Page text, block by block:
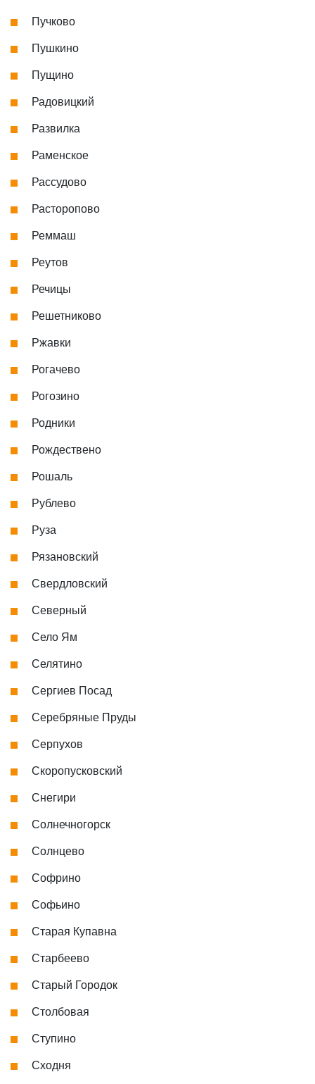
Пучково
Пушкино
Пущино
Радовицкий
Развилка
Раменское
Рассудово
Расторопово
Реммаш
Реутов
Речицы
Решетниково
Ржавки
Рогачево
Рогозино
Родники
Рождествено
Рошаль
Рублево
Руза
Рязановский
Свердловский
Северный
Село Ям
Селятино
Сергиев Посад
Серебряные Пруды
Серпухов
Скоропусковский
Снегири
Солнечногорск
Солнцево
Софрино
Софьино
Старая Купавна
Старбеево
Старый Городок
Столбовая
Ступино
Сходня